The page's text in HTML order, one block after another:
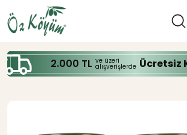
2.000 TL ve üzeri
alışverişlerde Ücretsiz